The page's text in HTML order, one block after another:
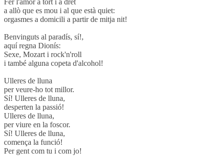
Fer l'amor a tort i a dret
a allò que es mou i al que està quiet:
orgasmes a domicili a partir de mitja nit!
Benvinguts al paradís, sí!,
aquí regna Dionís:
Sexe, Mozart i rock'n'roll
i també alguna copeta d'alcohol!
Ulleres de lluna
per veure-ho tot millor.
Sí! Ulleres de lluna,
desperten la passió!
Ulleres de lluna,
per viure en la foscor.
Sí! Ulleres de lluna,
comença la funció!
Per gent com tu i com jo!